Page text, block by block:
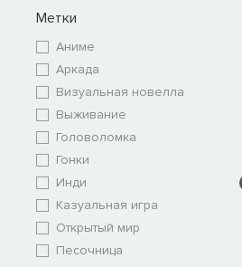
Метки
Аниме
Аркада
Визуальная новелла
Выживание
Головоломка
Гонки
Инди
Казуальная игра
Открытый мир
Песочница